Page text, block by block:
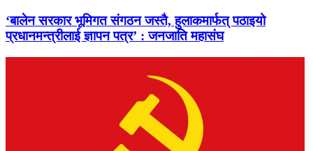
‘बालेन सरकार भूमिगत संगठन जस्तै, हुलाकमार्फत् पठाइयो
प्रधानमन्त्रीलाई ज्ञापन पत्र’ : जनजाति महासंघ